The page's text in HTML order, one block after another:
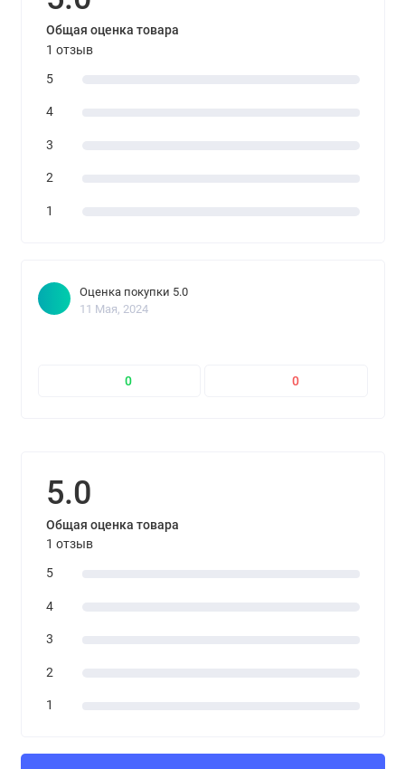
Общая оценка товара
1 отзыв
5
4
3
2
1
Оценка покупки 5.0
11 Мая, 2024
0 0
5.0
Общая оценка товара
1 отзыв
5
4
3
2
1